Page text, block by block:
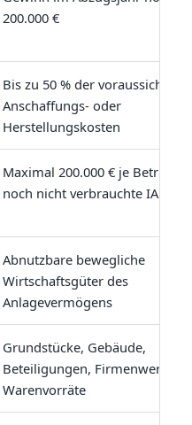
200.000 €
Bis zu 50 % der
Anschaffungs- oder
Herstellungskosten
Maximal 200.000 € je Betrieb
noch nicht verbrauchte IAB-
Abnutzbare bewegliche
Wirtschaftsgüter des
Anlagevermögens
Grundstücke, Gebäude,
Beteiligungen, Firmenwerte,
Warenvorräte